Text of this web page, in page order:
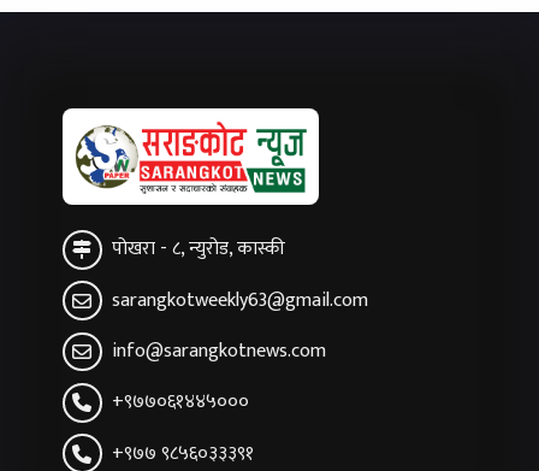
पोखरा - ८, न्युरोड, कास्की
sarangkotweekly63@gmail.com
info@sarangkotnews.com
+९७७०६१४४५०००
+९७७ ९८५६०३३३९१